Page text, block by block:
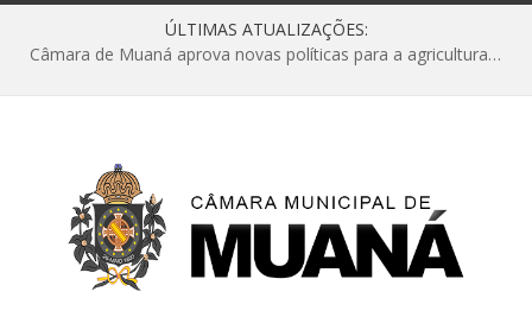
ÚLTIMAS ATUALIZAÇÕES:
Câmara de Muaná aprova novas políticas para a agricultura e solicita reforma da Ponte do Reduto